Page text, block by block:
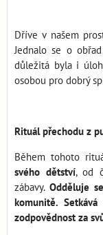
Dříve v našem
Jednalo se o
důležitá byla i
osobou pro dobrý
Rituál přechodu z
Během tohoto
svého dětství, od
zábavy.Odděluje
komunitě.
zodpovědnost za